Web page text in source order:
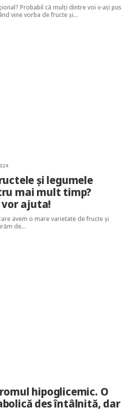
Probabil că mulți dintre voi v-ați pus
vine vorba de fructe și…
și legumele
mai mult timp?
ajuta!
avem o mare varietate de fructe și
de…
hipoglicemic. O
des întâlnită, dar